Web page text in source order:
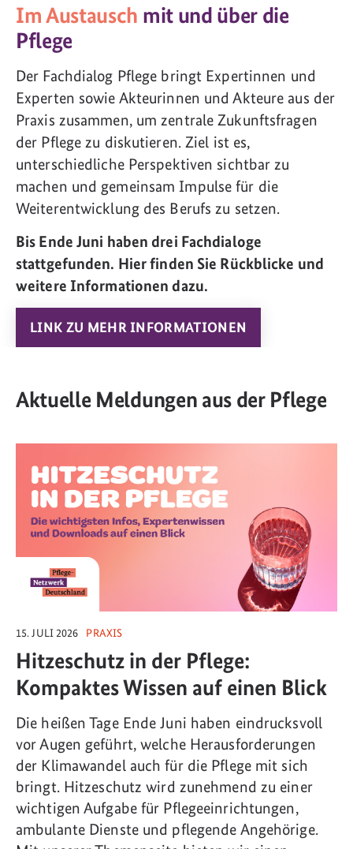
Im Austausch mit und über die
Pflege
Der Fachdialog Pflege bringt Expertinnen und
Experten sowie Akteurinnen und Akteure aus der
Praxis zusammen, um zentrale Zukunftsfragen
der Pflege zu diskutieren. Ziel ist es,
unterschiedliche Perspektiven sichtbar zu
machen und gemeinsam Impulse für die
Weiterentwicklung des Berufs zu setzen.
Bis Ende Juni haben drei Fachdialoge
stattgefunden. Hier finden Sie Rückblicke und
weitere Informationen dazu.
LINK ZU MEHR INFORMATIONEN
Aktuelle Meldungen aus der Pflege
15. JULI 2026 PRAXIS
Hitzeschutz in der Pflege:
Kompaktes Wissen auf einen Blick
Die heißen Tage Ende Juni haben eindrucksvoll
vor Augen geführt, welche Herausforderungen
der Klimawandel auch für die Pflege mit sich
bringt. Hitzeschutz wird zunehmend zu einer
wichtigen Aufgabe für Pflegeeinrichtungen,
ambulante Dienste und pflegende Angehörige.